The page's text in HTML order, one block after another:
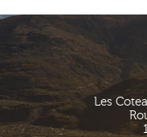
Les